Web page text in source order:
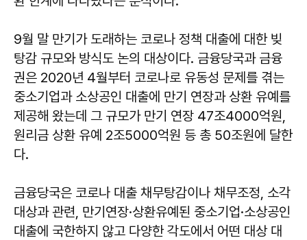
9월 말 만기가 도래하는 코로나 정책 대출에 대한 빚
탕감 규모와 방식도 논의 대상이다. 금융당국과 금융
권은 2020년 4월부터 코로나로 유동성 문제를 겪는
중소기업과 소상공인 대출에 만기 연장과 상환 유예를
제공해 왔는데 그 규모가 만기 연장 47조4000억원,
원리금 상환 유예 2조5000억원 등 총 50조원에 달한
다.
금융당국은 코로나 대출 채무탕감이나 채무조정, 소각
대상과 관련, 만기연장·상환유예된 중소기업·소상공인
대출에 국한하지 않고 다양한 각도에서 어떤 대상 대